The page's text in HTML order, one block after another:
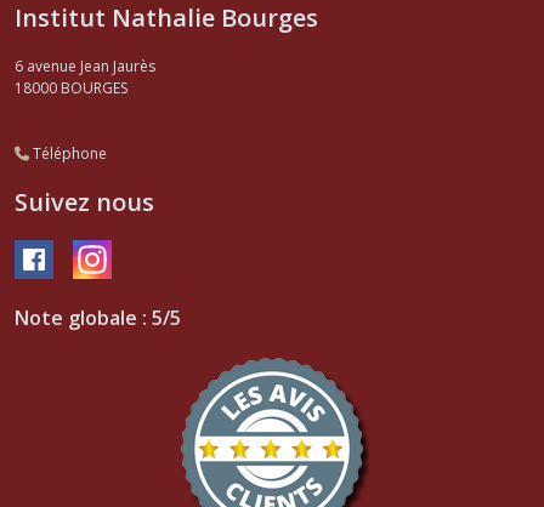
Institut Nathalie Bourges
6 avenue Jean Jaurès
18000 BOURGES
Téléphone
Suivez nous
Note globale : 5/5